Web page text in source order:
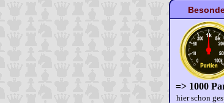
=> 1000
hier schon